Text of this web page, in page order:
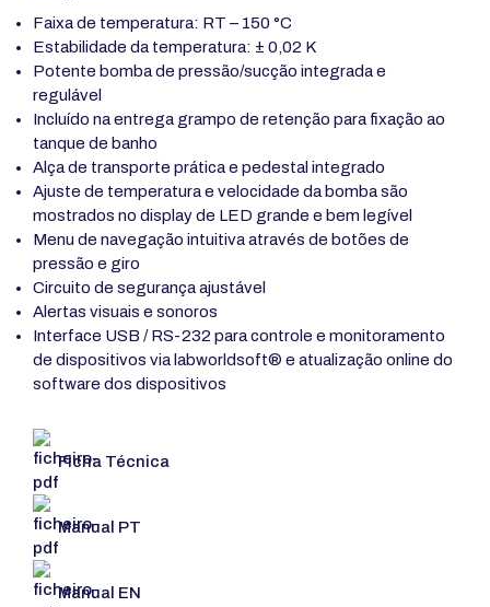
Faixa de temperatura: RT – 150 °C
Estabilidade da temperatura: ± 0,02 K
Potente bomba de pressão/sucção integrada e
regulável
Incluído na entrega grampo de retenção para fixação ao
tanque de banho
Alça de transporte prática e pedestal integrado
Ajuste de temperatura e velocidade da bomba são
mostrados no display de LED grande e bem legível
Menu de navegação intuitiva através de botões de
pressão e giro
Circuito de segurança ajustável
Alertas visuais e sonoros
Interface USB / RS-232 para controle e monitoramento
de dispositivos via labworldsoft® e atualização online do
software dos dispositivos
Ficha Técnica
Manual PT
Manual EN